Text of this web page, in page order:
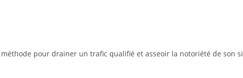
pour drainer un trafic qualifié et asseoir la notoriété de son